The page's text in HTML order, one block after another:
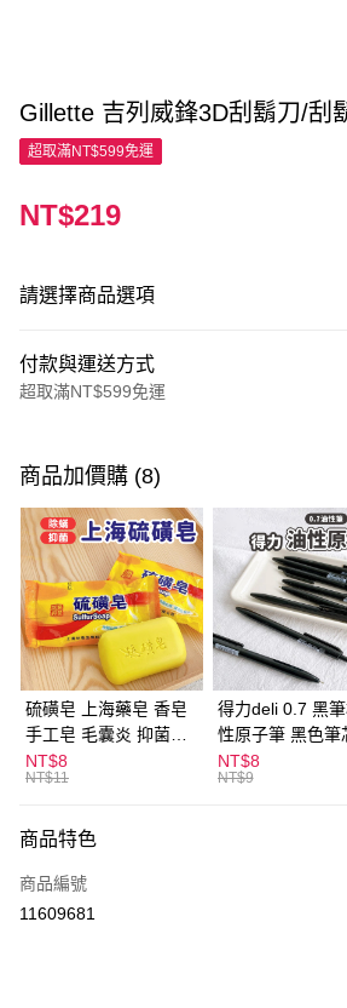
Gillette 吉列威鋒3D刮鬍刀/刮
超取滿NT$599免運
NT$219
請選擇商品選項
付款與運送方式
超取滿NT$599免運
信用卡一次付款
超商取貨付款
LINE Pay
Apple Pay
街口支付
悠遊付
ATM付款
全家取貨付款
每筆NT$60，滿NT$599(含以上)免運費
付款後全家取貨
商品加價購 (8)
硫磺皂 上海藥皂 香皂
手工皂 毛囊炎 抑菌除
蟎 清潔護膚 去油去痘
寵物皮膚病 狗狗貓咪
NT$8
NT$11
得力deli 0.7 黑
性原子筆 黑色筆
S304
NT$8
NT$9
商品特色
商品編號
11609681